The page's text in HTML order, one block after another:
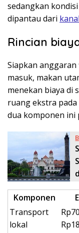
sedangkan
dipantau dari
Rincian
Siapkan
masuk, makan
menekan biaya di
ruang ekstra
dua komponen ini
Komponen
Transport
lokal